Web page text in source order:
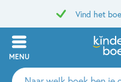
Vind het
MENU
Zoeken